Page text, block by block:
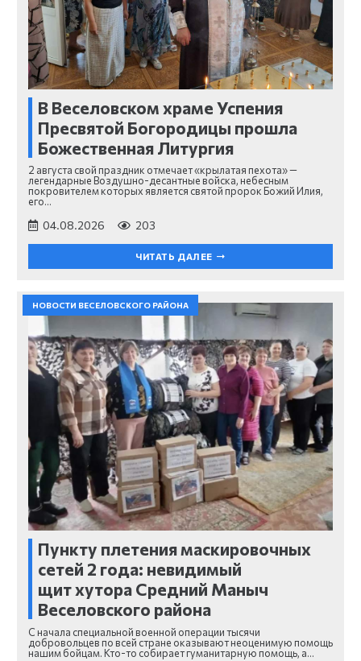
В Веселовском храме Успения
Пресвятой Богородицы прошла
Божественная Литургия
2 августа свой праздник отмечает «крылатая пехота» —
легендарные Воздушно-десантные войска, небесным
покровителем которых является святой пророк Божий Илия,
его…
04.08.2026 203
ЧИТАТЬ ДАЛЕЕ
НОВОСТИ ВЕСЕЛОВСКОГО РАЙОНА
Пункту плетения маскировочных
сетей 2 года: невидимый
щит хутора Средний Маныч
Веселовского района
С начала специальной военной операции тысячи
добровольцев по всей стране оказывают неоценимую помощь
нашим бойцам. Кто-то собирает гуманитарную помощь, а…